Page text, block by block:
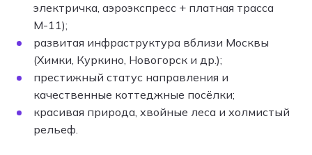
электричка, аэроэкспресс + платная трасса
М-11);
развитая инфраструктура вблизи Москвы
(Химки, Куркино, Новогорск и др.);
престижный статус направления и
качественные коттеджные посёлки;
красивая природа, хвойные леса и холмистый
рельеф.